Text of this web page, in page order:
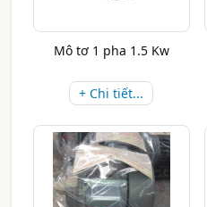
Mô tơ 1 pha 1.5 Kw
+ Chi tiết...